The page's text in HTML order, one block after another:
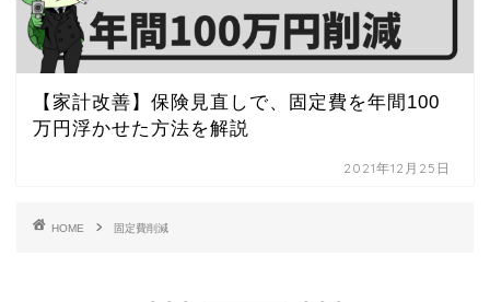
【家計改善】保険見直しで、固定費を年間100
万円浮かせた方法を解説
2021年12月25日
HOME 固定費削減